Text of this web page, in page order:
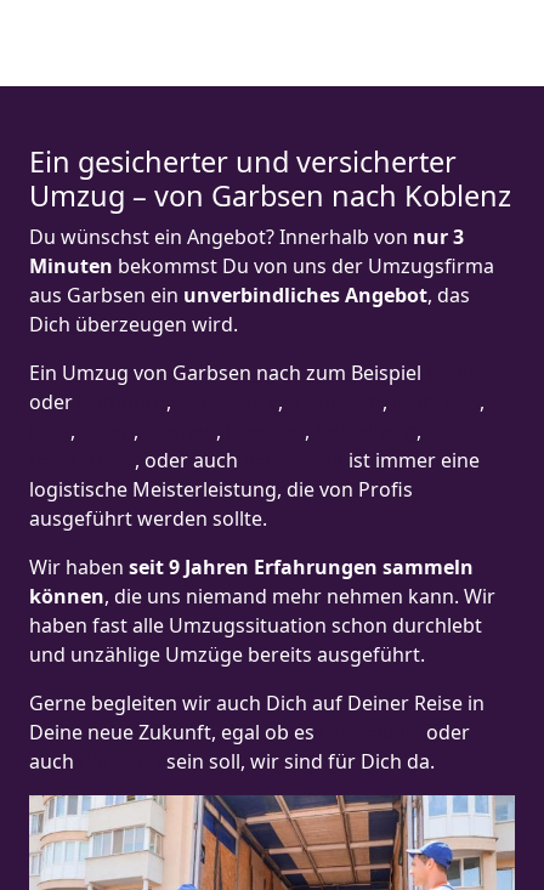
Ein gesicherter und versicherter
Umzug – von Garbsen nach Koblenz
Du wünschst ein Angebot? Innerhalb von nur 3
Minuten bekommst Du von uns der Umzugsfirma
aus Garbsen ein unverbindliches Angebot, das
Dich überzeugen wird.
Ein Umzug von Garbsen nach zum Beispiel
oder
, , ,
,
, , , ,
,
, oder auch
ist immer eine
logistische Meisterleistung, die von Profis
ausgeführt werden sollte.
Wir haben seit9 Jahren Erfahrungen sammeln
können, die uns niemand mehr nehmen kann. Wir
haben fast alle Umzugssituation schon durchlebt
und unzählige Umzüge bereits ausgeführt.
Gerne begleiten wir auch Dich auf Deiner Reise in
Deine neue Zukunft, egal ob es
oder
auch
sein soll, wir sind für Dich da.